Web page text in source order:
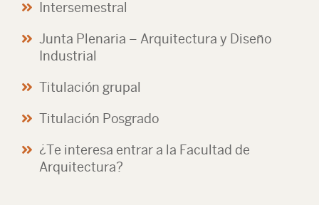
Intersemestral
Junta Plenaria – Arquitectura y Diseño
Industrial
Titulación grupal
Titulación Posgrado
¿Te interesa entrar a la Facultad de
Arquitectura?